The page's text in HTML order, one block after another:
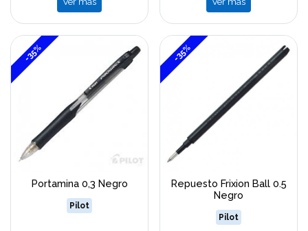
-35%
Portamina 0,3 Negro
Pilot
-35%
Repuesto Frixion Ball 0.5
Negro
Pilot